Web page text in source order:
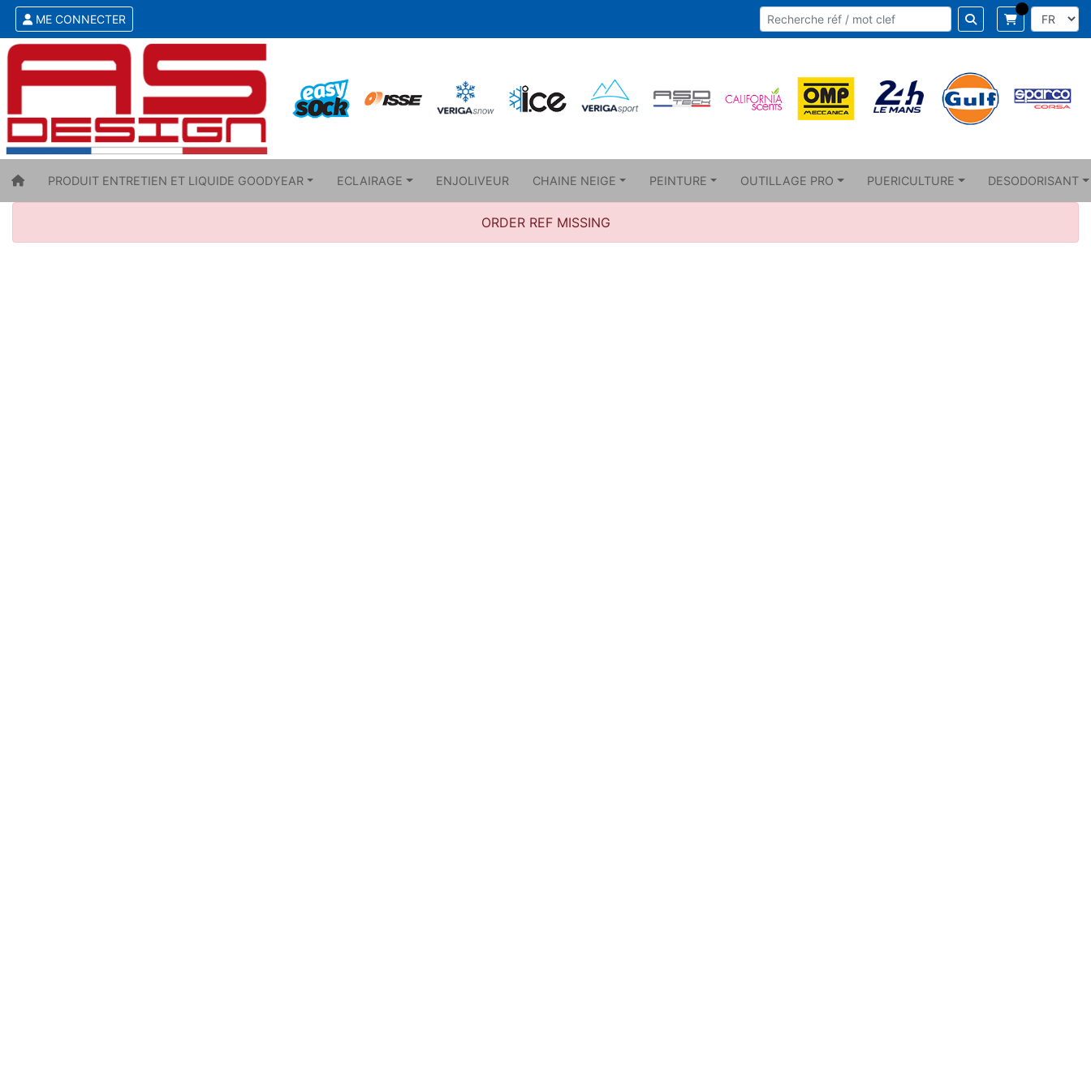
ME CONNECTER
PRODUIT ENTRETIEN ET LIQUIDE GOODYEAR ECLAIRAGE ENJOLIVEUR CHAINE NEIGE PEINTURE OUTILLAGE PRO PUERICULTURE DESODORISANT
ORDER REF MISSING